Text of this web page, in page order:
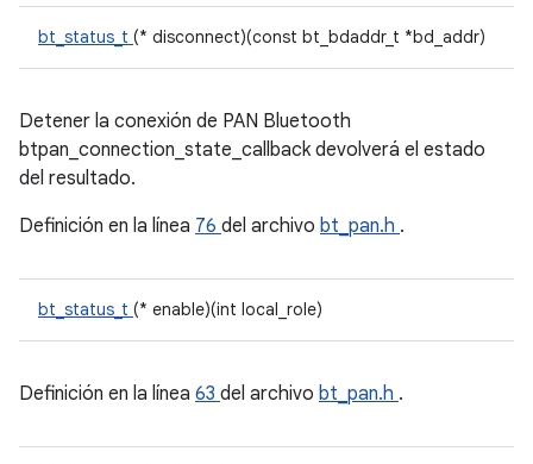
bt_status_t (* disconnect)(const bt_bdaddr_t *bd_addr)
Detener la conexión de PAN Bluetooth
btpan_connection_state_callback devolverá el estado
del resultado.
Definición en la línea 76 del archivo bt_pan.h .
bt_status_t (* enable)(int local_role)
Definición en la línea 63 del archivo bt_pan.h .